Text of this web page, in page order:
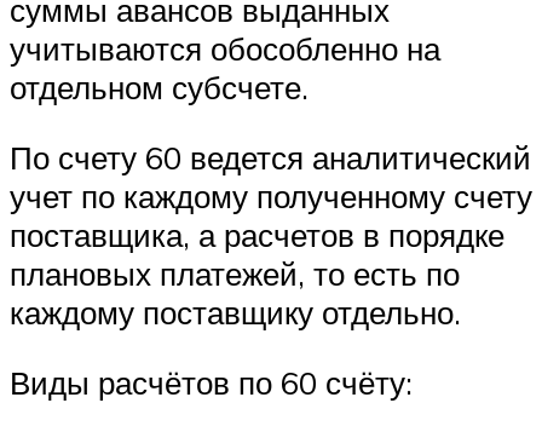
суммы авансов выданных
учитываются обособленно на
отдельном субсчете.
По счету 60 ведется аналитический
учет по каждому полученному счету
поставщика, а расчетов в порядке
плановых платежей, то есть по
каждому поставщику отдельно.
Виды расчётов по 60 счёту: